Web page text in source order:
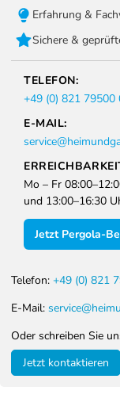
Erfahrung &
Sichere &
TELEFON:
+49 (0) 821 79500
E-MAIL:
Mo – Fr
und 13:00–16:30
Jetzt Pergola-
Telefon: +49 (0) 821
E-Mail:
Oder schreiben Sie
Jetzt kontaktieren